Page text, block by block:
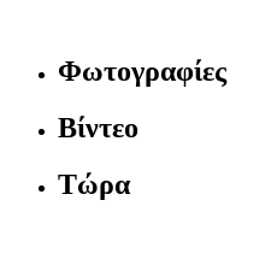
Φωτογραφίες
Βίντεο
Τώρα